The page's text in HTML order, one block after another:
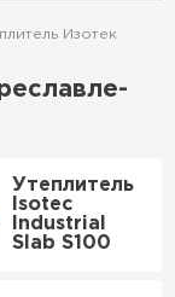
Изотек
Утеплитель
Isotec
Industrial
Slab S100